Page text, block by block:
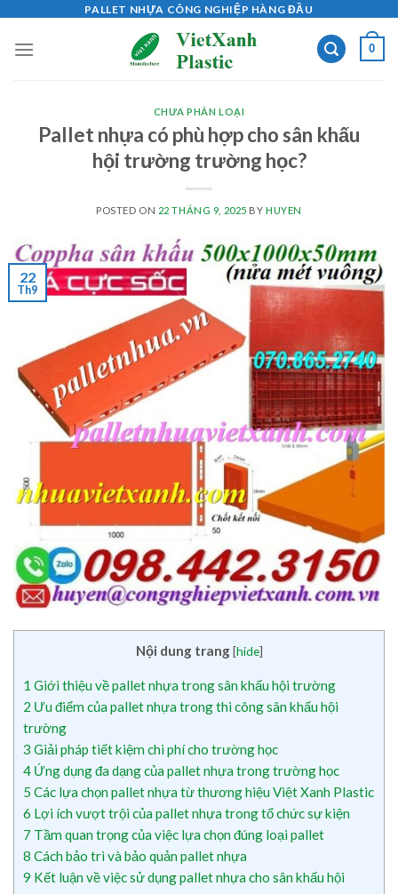
content
PALLET NHỰA CÔNG NGHIỆP HÀNG ĐẦU
0
CHƯA PHÂN LOẠI
Pallet nhựa có phù hợp cho sân khấu
hội trường trường học?
POSTED ON 22 THÁNG 9, 2025 BY HUYEN
22
Th9
Nội dung trang [hide]
1 Giới thiệu về pallet nhựa trong sân khấu hội trường
2 Ưu điểm của pallet nhựa trong thi công sân khấu hội
trường
3 Giải pháp tiết kiệm chi phí cho trường học
4 Ứng dụng đa dạng của pallet nhựa trong trường học
5 Các lựa chọn pallet nhựa từ thương hiệu Việt Xanh Plastic
6 Lợi ích vượt trội của pallet nhựa trong tổ chức sự kiện
7 Tầm quan trọng của việc lựa chọn đúng loại pallet
8 Cách bảo trì và bảo quản pallet nhựa
9 Kết luận về việc sử dụng pallet nhựa cho sân khấu hội